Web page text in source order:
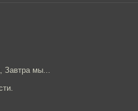
Завтра мы...